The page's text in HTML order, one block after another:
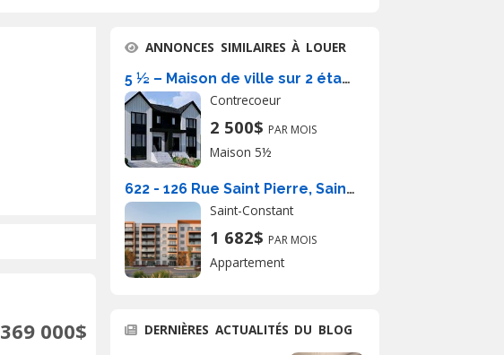
369 000$
ANNONCES SIMILAIRES À LOUER
5 ½ – Maison de ville sur 2 étages
Contrecoeur
2 500$ PAR MOIS
Maison 5½
622 - 126 Rue Saint Pierre, Saint-Constant
Saint-Constant
1 682$ PAR MOIS
Appartement
DERNIÈRES ACTUALITÉS DU BLOG